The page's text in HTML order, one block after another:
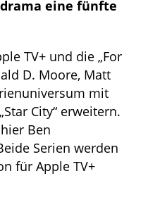
eine fünfte
TV+ und die „For
D. Moore, Matt
mit
City“ erweitern.
Ben
Serien werden
für Apple TV+